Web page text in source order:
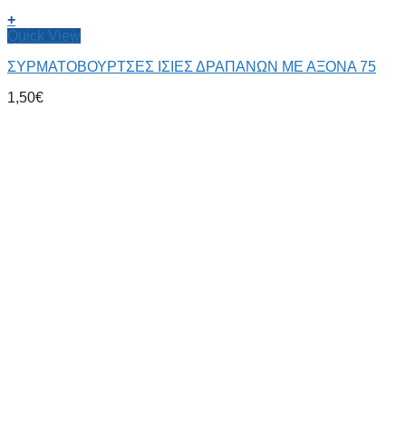
+
Quick View
ΣΥΡΜΑΤΟΒΟΥΡΤΣΕΣ ΙΣΙΕΣ ΔΡΑΠΑΝΩΝ ΜΕ ΑΞΟΝΑ 75
1,50€